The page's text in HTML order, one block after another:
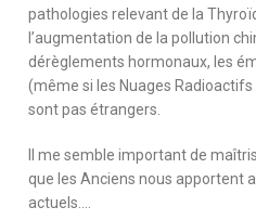
pathologies relevant de la
l’augmentation de la pollution
dérèglements hormonaux, les
(même si les Nuages Radioactifs
sont pas étrangers.
Il me semble important de
que les Anciens nous apportent
actuels….